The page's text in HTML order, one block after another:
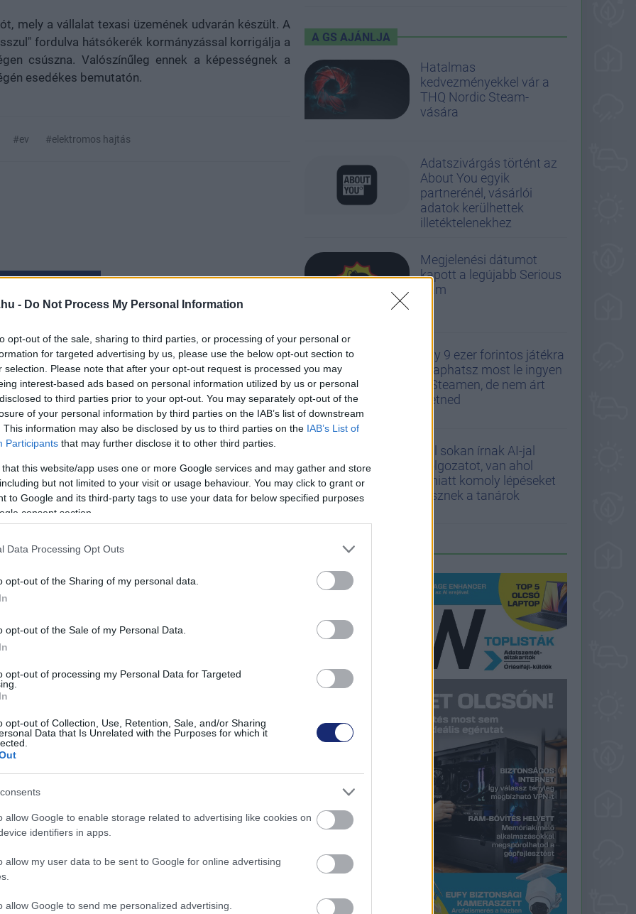
- Do Not Process My Personal Information
opt-out of the sale, sharing to third parties, or processing of your personal or
for targeted advertising by us, please use the below opt-out section to
selection. Please note that after your opt-out request is processed you may
interest-based ads based on personal information utilized by us or personal
to third parties prior to your opt-out. You may separately opt-out of the
of your personal information by third parties on the IAB’s list of downstream
This information may also be disclosed by us to third parties on the IAB’s List of
Participants that may further disclose it to other third parties.
that this website/app uses one or more Google services and may gather and store
but not limited to your visit or usage behaviour. You may click to grant or
to Google and its third-party tags to use your data for below specified purposes
consent section.
Data Processing Opt Outs
opt-out of the Sharing of my personal data.
opt-out of the Sale of my Personal Data.
opt-out of processing my Personal Data for Targeted
opt-out of Collection, Use, Retention, Sale, and/or Sharing
Data that Is Unrelated with the Purposes for which it
allow Google to enable storage related to advertising like cookies on
identifiers in apps.
allow my user data to be sent to Google for online advertising
allow Google to send me personalized advertising.
mely a vállalat texasi üzemének udvarán készült. A
fordulva hátsókerék kormányzással korrigálja a
csúszna. Valószínűleg ennek a képességnek a
esedékes bemutatón.
#ev #elektromos hajtás
legjobb fűtési
szerint
olyan hatékony, mint az elektromos fűtés.
cseréltehősugárzóeszközeit, radiátorait házában, az
tanácsadót egy kiadványban olvasottak győzték
szerint a hőszivattyú termelte hő messze
konkrétan három-négyszeres mennyiséget
annak, aki befektet egy készülékbe.
A GS AJÁNLJA
Hatalmas
kedvezményekkel vár a
THQ Nordic Steam-
vására
Adatszivárgás történt az
About You egyik
partnerénél, vásárlói
adatok kerülhettek
illetéktelenekhez
Megjelenési dátumot
kapott a legújabb Serious
Sam
Egy 9 ezer forintos játékra
csaphatsz most le ingyen
a Steamen, de nem árt
sietned
Túl sokan írnak AI-jal
dolgozatot, van ahol
emiatt komoly lépéseket
tesznek a tanárok
LEGFRISSEBB PCW